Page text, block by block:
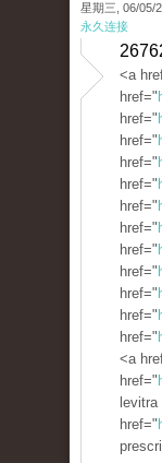
星期三, 06/05/
永久连接
<a
href="
href="
href="
href="
href="
href="
href="
href="
href="
href="
href="
href="
<a
href="
href="